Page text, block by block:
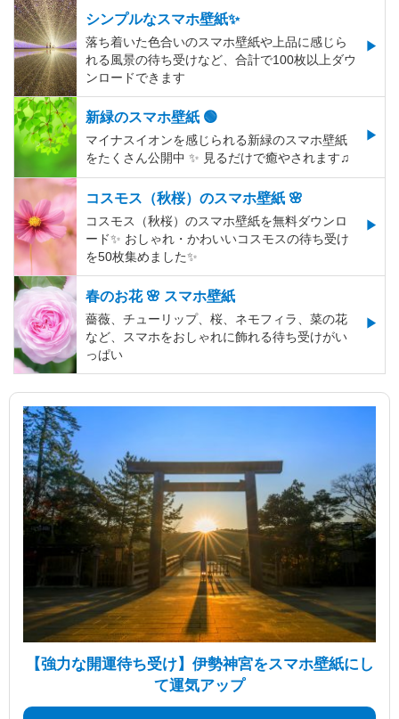
シンプルなスマホ壁紙✨
落ち着いた色合いのスマホ壁紙や上品に感じら
れる風景の待ち受けなど、合計で100枚以上ダウ
ンロードできます
新緑のスマホ壁紙 🟢
マイナスイオンを感じられる新緑のスマホ壁紙
をたくさん公開中 ✨ 見るだけで癒やされます♫
コスモス（秋桜）のスマホ壁紙 🌸
コスモス（秋桜）のスマホ壁紙を無料ダウンロ
ード✨️ おしゃれ・かわいいコスモスの待ち受け
を50枚集めました✨️
春のお花 🌸 スマホ壁紙
薔薇、チューリップ、桜、ネモフィラ、菜の花
など、スマホをおしゃれに飾れる待ち受けがい
っぱい
【強力な開運待ち受け】伊勢神宮をスマホ壁紙にし
て運気アップ